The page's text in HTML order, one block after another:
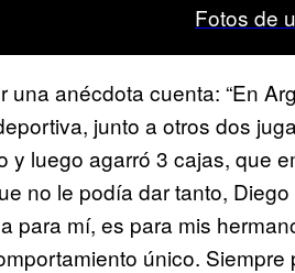
Fotos de
una anécdota cuenta: “En
junto a otros dos
y luego agarró 3 cajas, que
no le podía dar tanto,
para mí, es para mis
único.